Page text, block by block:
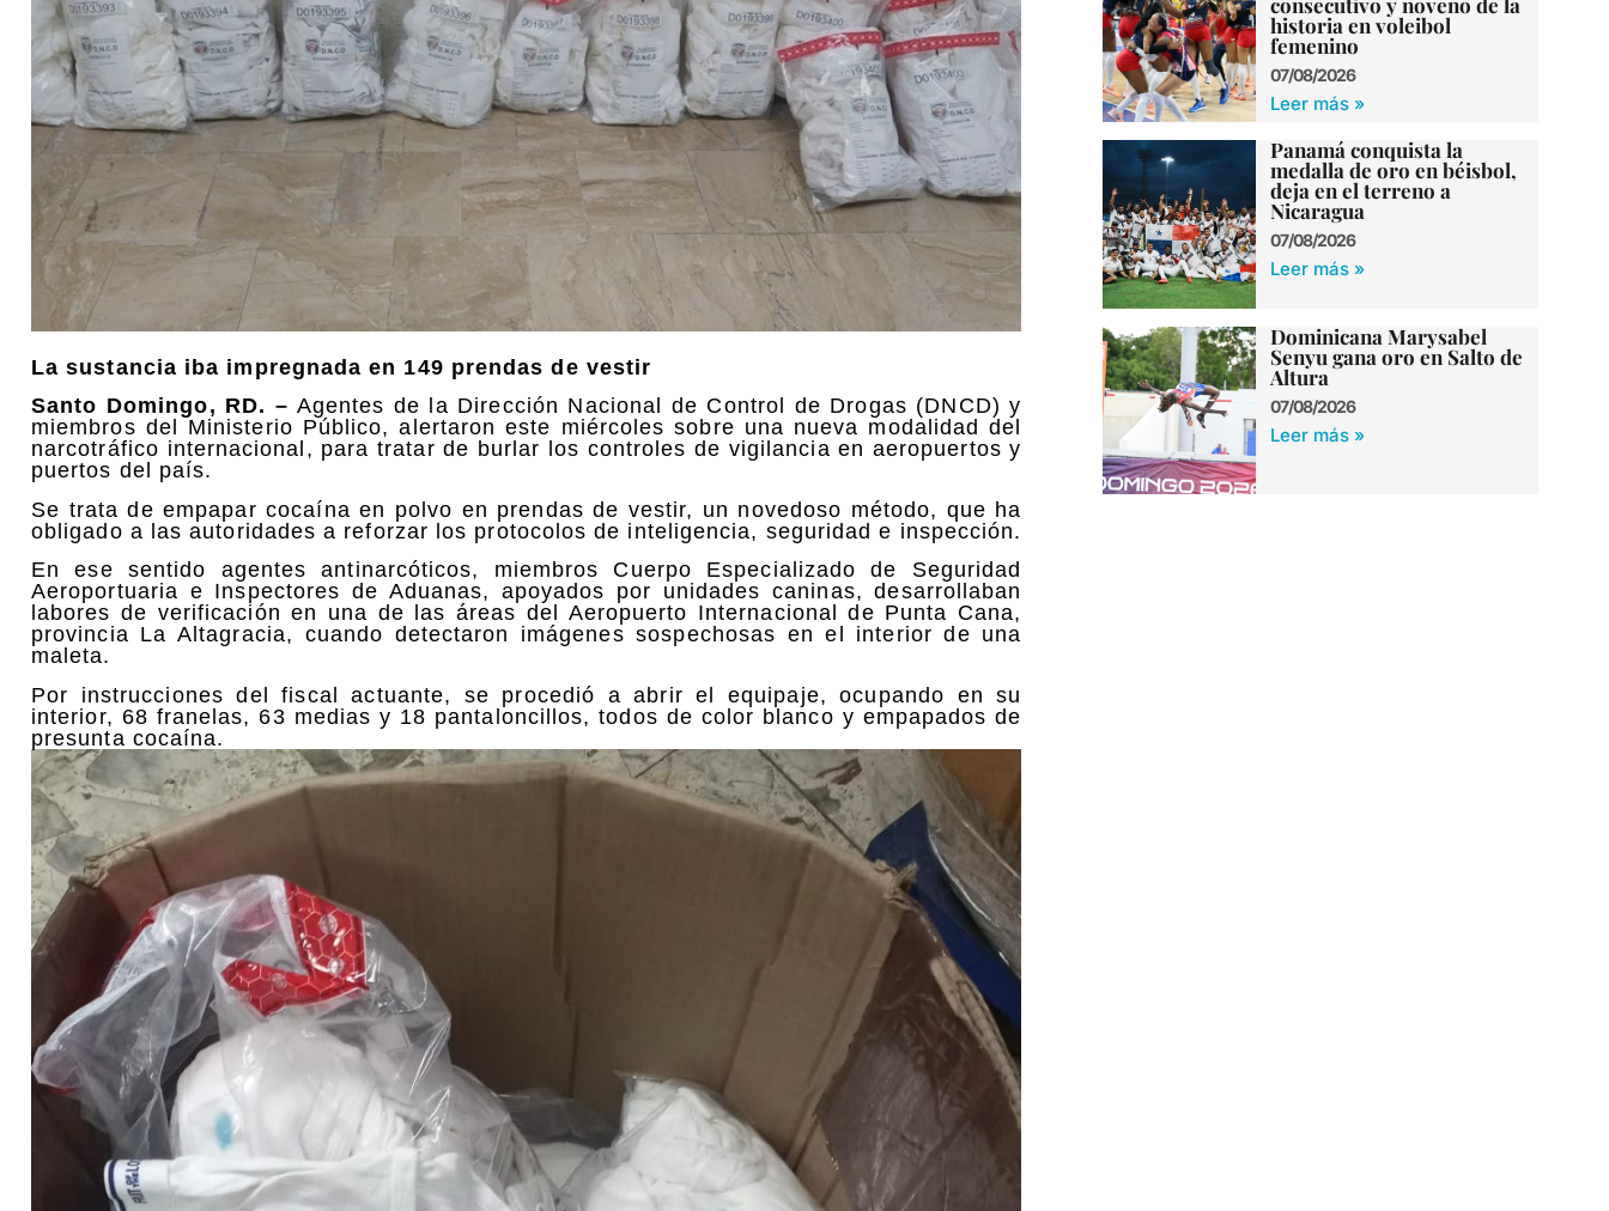
La sustancia iba impregnada en 149 prendas de vestir
Santo Domingo, RD. – Agentes de la Dirección Nacional de Control de Drogas (DNCD) y
miembros del Ministerio Público, alertaron este miércoles sobre una nueva modalidad del
narcotráfico internacional, para tratar de burlar los controles de vigilancia en aeropuertos y
puertos del país.
Se trata de empapar cocaína en polvo en prendas de vestir, un novedoso método, que ha
obligado a las autoridades a reforzar los protocolos de inteligencia, seguridad e inspección.
En ese sentido agentes antinarcóticos, miembros Cuerpo Especializado de Seguridad
Aeroportuaria e Inspectores de Aduanas, apoyados por unidades caninas, desarrollaban
labores de verificación en una de las áreas del Aeropuerto Internacional de Punta Cana,
provincia La Altagracia, cuando detectaron imágenes sospechosas en el interior de una
maleta.
Por instrucciones del fiscal actuante, se procedió a abrir el equipaje, ocupando en su
interior, 68 franelas, 63 medias y 18 pantaloncillos, todos de color blanco y empapados de
presunta cocaína.
historia en voleibol
femenino
07/08/2026
Leer más »
Panamá conquista la
medalla de oro en béisbol,
deja en el terreno a
Nicaragua
07/08/2026
Leer más »
Dominicana Marysabel
Senyu gana oro en Salto de
Altura
07/08/2026
Leer más »